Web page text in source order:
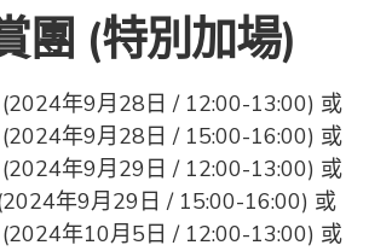
團 (特別加場)
年9月28日 / 12:00-13:00) 或
年9月28日 / 15:00-16:00) 或
年9月29日 / 12:00-13:00) 或
年9月29日 / 15:00-16:00) 或
年10月5日 / 12:00-13:00) 或